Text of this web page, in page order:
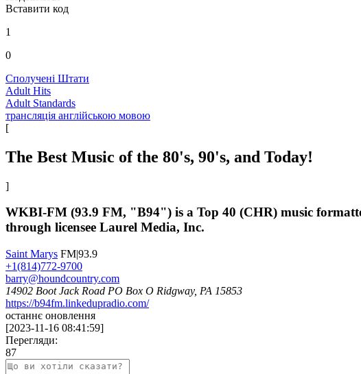
Вставити код
1
0
Сполучені Штати
Adult Hits
Adult Standards
трансляція англійською мовою
[
The Best Music of the 80's, 90's, and Today!
]
WKBI-FM (93.9 FM, "B94") is a Top 40 (CHR) music
through licensee Laurel Media, Inc.
Saint Marys FM|93.9
+1(814)772-9700
barry@houndcountry.com
14902 Boot Jack Road PO Box O Ridgway, PA 15853
https://b94fm.linkedupradio.com/
останнє оновлення
[2023-11-16 08:41:59]
Перегляди:
87